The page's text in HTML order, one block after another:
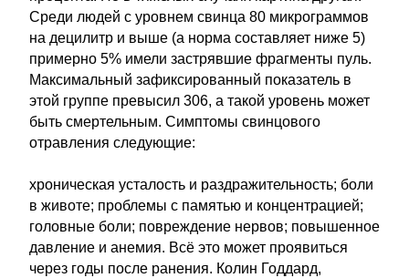
Среди людей с уровнем свинца 80 микрограммов
на децилитр и выше (а норма составляет ниже 5)
примерно 5% имели застрявшие фрагменты пуль.
Максимальный зафиксированный показатель в
этой группе превысил 306, а такой уровень может
быть смертельным. Симптомы свинцового
отравления следующие:
хроническая усталость и раздражительность; боли
в животе; проблемы с памятью и концентрацией;
головные боли; повреждение нервов; повышенное
давление и анемия. Всё это может проявиться
через годы после ранения. Колин Годдард,